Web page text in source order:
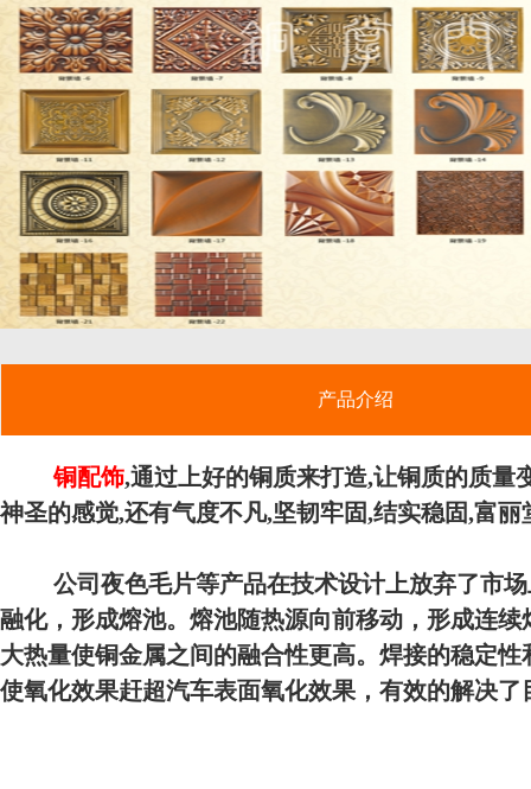
产品介绍
铜配饰,通过上好的铜质来打造,让铜质的质量
神圣的感觉,还有气度不凡,坚韧牢固,结实稳固,富
公司夜色毛片等产品在技术设计上放弃了市场上
融化，形成熔池。熔池随热源向前移动，形成连
大热量使铜金属之间的融合性更高。焊接的稳定
使氧化效果赶超汽车表面氧化效果，有效的解决了